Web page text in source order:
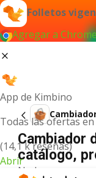
Folletos
Agregar a
App de Kimbino
Todas las ofertas
(14,1 k reseñas)
Abrir
Cambiador
catálogo,
No hemos